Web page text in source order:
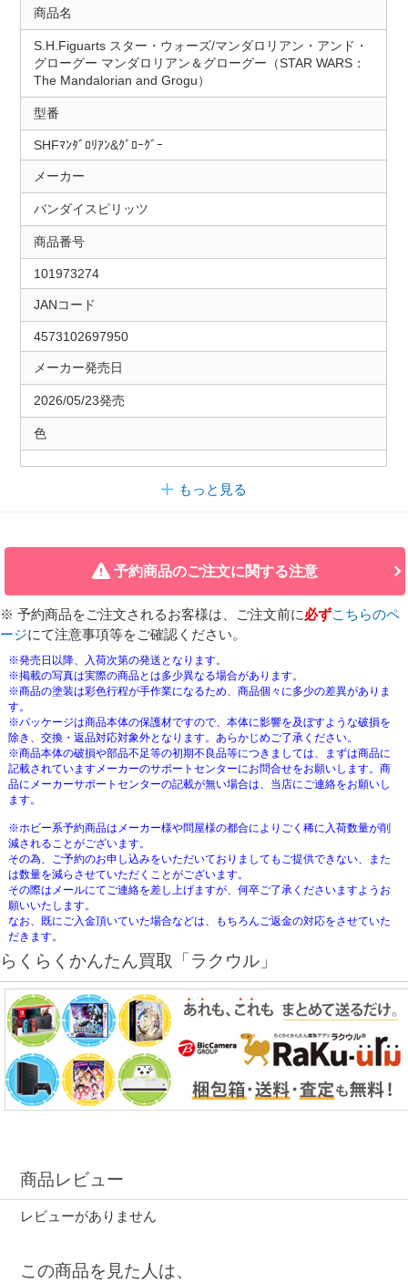
商品名
S.H.Figuarts スター・ウォーズ/マンダロリアン・アンド・
グローグー マンダロリアン＆グローグー（STAR WARS：
The Mandalorian and Grogu）
型番
SHFﾏﾝﾀﾞﾛﾘｱﾝ&ｸﾞﾛｰｸﾞｰ
メーカー
バンダイスピリッツ
商品番号
101973274
JANコード
4573102697950
メーカー発売日
2026/05/23発売
色
もっと見る
予約商品のご注文に関する注意
※ 予約商品をご注文されるお客様は、ご注文前に必ずこちらのペ
ージにて注意事項等をご確認ください。
※発売日以降、入荷次第の発送となります。
※掲載の写真は実際の商品とは多少異なる場合があります。
※商品の塗装は彩色行程が手作業になるため、商品個々に多少の差異がありま
す。
※パッケージは商品本体の保護材ですので、本体に影響を及ぼすような破損を
除き、交換・返品対応対象外となります。あらかじめご了承ください。
※商品本体の破損や部品不足等の初期不良品等につきましては、まずは商品に
記載されていますメーカーのサポートセンターにお問合せをお願いします。商
品にメーカーサポートセンターの記載が無い場合は、当店にご連絡をお願いし
ます。
※ホビー系予約商品はメーカー様や問屋様の都合によりごく稀に入荷数量が削
減されることがございます。
その為、ご予約のお申し込みをいただいておりましてもご提供できない、また
は数量を減らさせていただくことがございます。
その際はメールにてご連絡を差し上げますが、何卒ご了承くださいますようお
願いいたします。
なお、既にご入金頂いていた場合などは、もちろんご返金の対応をさせていた
だきます。
らくらくかんたん買取「ラクウル」
商品レビュー
レビューがありません
この商品を見た人は、